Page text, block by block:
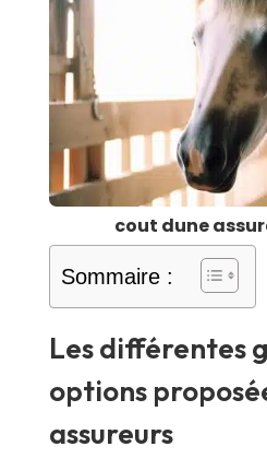
cout dune
Sommaire :
Les différentes
options
assureurs